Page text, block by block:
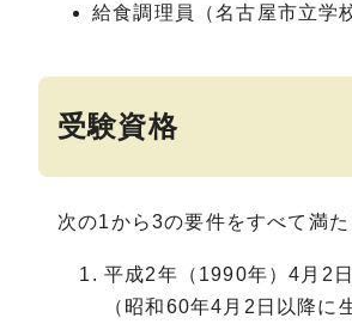
給食調理員（名古屋市立学
受験資格
次の1から3の要件をすべて満
平成2年（1990年）4月2
（昭和60年4月2日以降に